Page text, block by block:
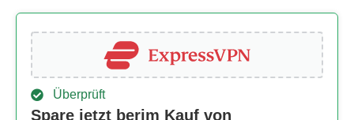
Überprüft
Spare jetzt berim Kauf von